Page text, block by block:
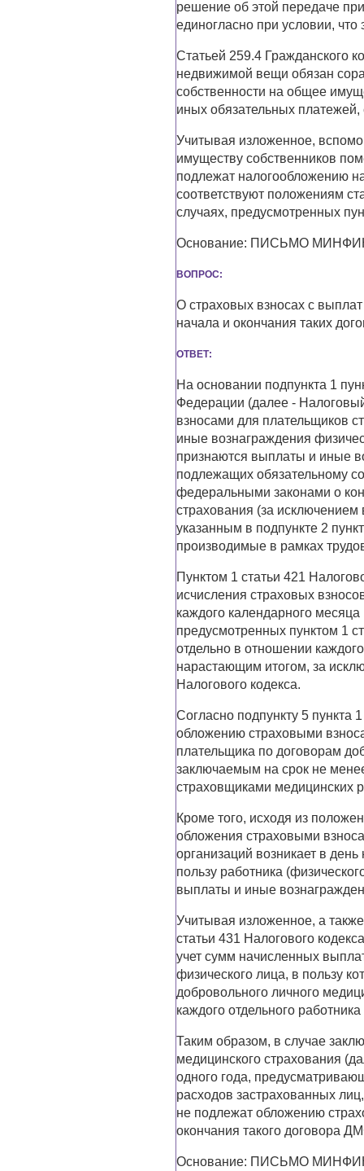
решение об этой передаче
единогласно при условии, что
Статьей 259.4 Гражданского
недвижимой вещи обязан
собственности на общее
иных обязательных
Учитывая изложенное,
имуществу собственников
подлежат налогообложению
соответствуют положениям
случаях, предусмотренных
Основание: ПИСЬМО
ВОПРОС:
О страховых взносах с
начала и окончания таких
ОТВЕТ:
На основании подпункта 1
Федерации (далее -
взносами для плательщиков
иные вознаграждения
признаются выплаты и иные
подлежащих обязательному
федеральными законами о
страхования (за
указанным в подпункте 2
производимые в рамках
Пунктом 1 статьи 421
исчисления страховых
каждого календарного
предусмотренных пунктом 1
отдельно в отношении
нарастающим итогом, за
Налогового кодекса.
Согласно подпункту 5 пункта
обложению страховыми
плательщика по договорам
заключаемым на срок не
страховщиками медицинских
Кроме того, исходя из
обложения страховыми
организаций возникает в
пользу работника
выплаты и иные
Учитывая изложенное, а
статьи 431 Налогового
учет сумм начисленных
физического лица, в пользу
добровольного личного
каждого отдельного
Таким образом, в случае
медицинского страхования
одного года,
расходов застрахованных
не подлежат обложению
окончания такого договора
Основание: ПИСЬМО